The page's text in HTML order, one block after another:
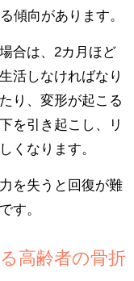
傾向があります。
合は、2カ月ほど
活しなければなり
り、変形が起こる
を引き起こし、リ
くなります。
を失うと回復が難
す。
高齢者の骨折